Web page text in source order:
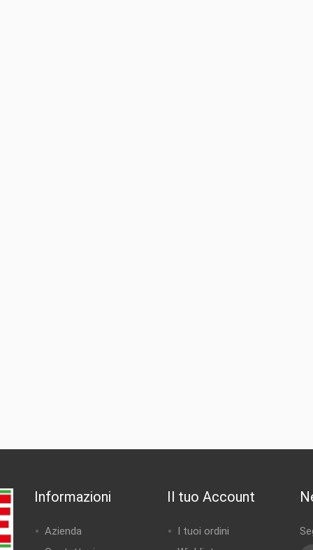
Informazioni
Azienda
Il tuo Account
I tuoi ordini